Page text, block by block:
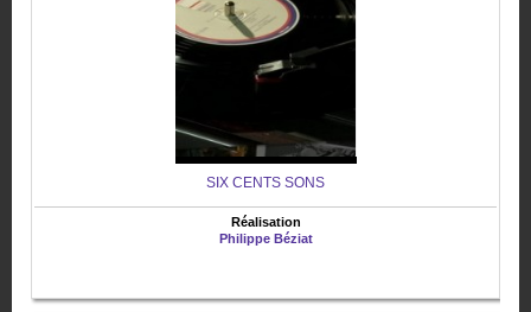
SIX CENTS SONS
Réalisation
Philippe Béziat